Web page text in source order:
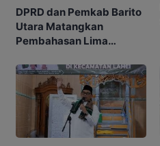
DPRD dan Pemkab Barito
Utara Matangkan
Pembahasan Lima